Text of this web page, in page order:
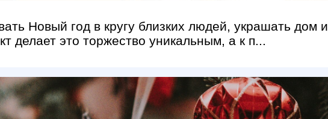
Новый год в кругу близких людей, украшать дом и
делает это торжество уникальным, а к п...